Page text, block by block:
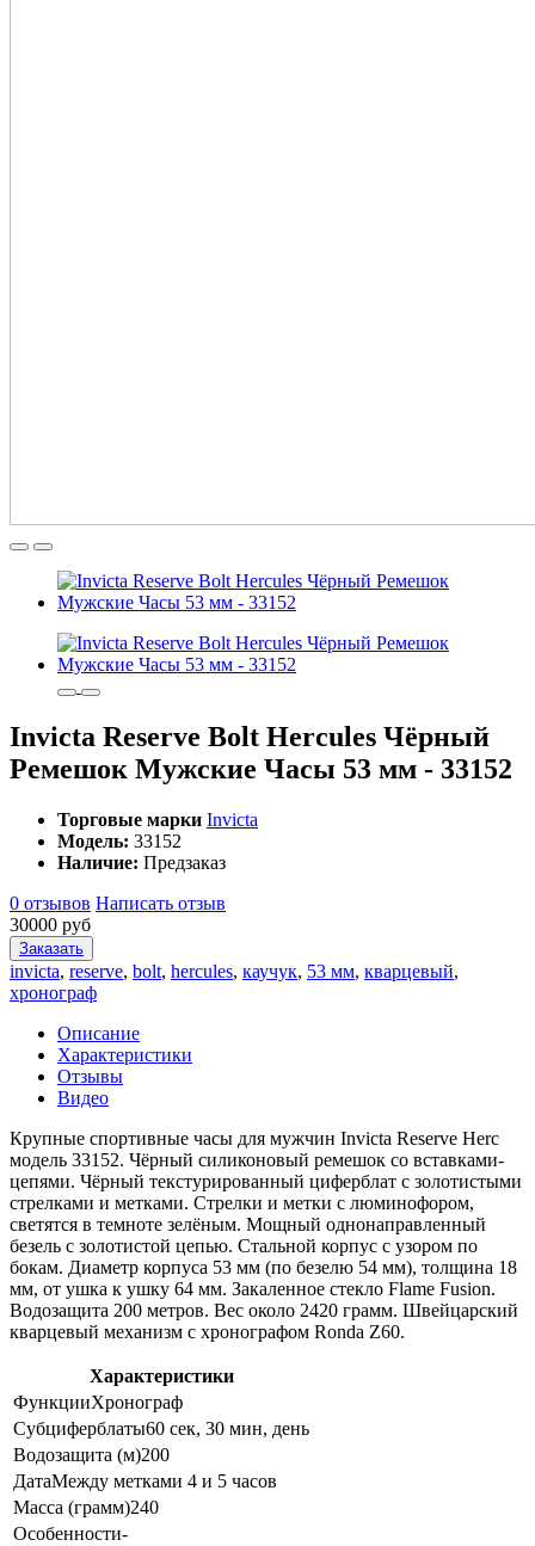
Invicta Reserve Bolt Hercules Чёрный
Ремешок Мужские Часы 53 мм - 33152
Торговые марки Invicta
Модель: 33152
Наличие: Предзаказ
0 отзывов Написать отзыв
30000 руб
Заказать
invicta, reserve, bolt, hercules, каучук, 53 мм, кварцевый,
хронограф
Описание
Характеристики
Отзывы
Видео
Крупные спортивные часы для мужчин Invicta Reserve Herc
модель 33152. Чёрный силиконовый ремешок со вставками-
цепями. Чёрный текстурированный циферблат с золотистыми
стрелками и метками. Стрелки и метки с люминофором,
светятся в темноте зелёным. Мощный однонаправленный
безель с золотистой цепью. Стальной корпус с узором по
бокам. Диаметр корпуса 53 мм (по безелю 54 мм), толщина 18
мм, от ушка к ушку 64 мм. Закаленное стекло Flame Fusion.
Водозащита 200 метров. Вес около 2420 грамм. Швейцарский
кварцевый механизм с хронографом Ronda Z60.
Характеристики
ФункцииХронограф
Субциферблаты60 сек, 30 мин, день
Водозащита (м)200
ДатаМежду метками 4 и 5 часов
Масса (грамм)240
Особенности-